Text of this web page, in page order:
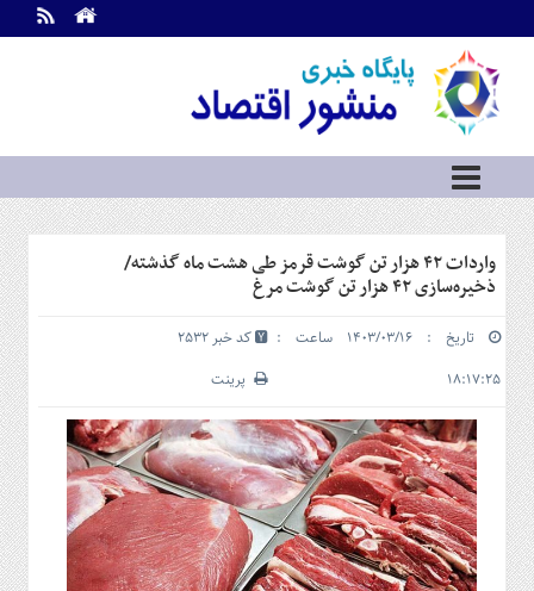
اطلاعات
تماس
ما
درباره
ما
سرویس
ها
خانه
سرمایه
و
بورس
مسکن
و
شهری
گاز
و
واردات ۴۲ هزار تن گوشت قرمز طی هشت ماه گذشته/
ذخیره‌سازی ۴۲ هزار تن گوشت مرغ
تاریخ : ۱۴۰۳/۰۳/۱۶ ساعت :
۱۸:۱۷:۲۵
کد خبر 2532
پرینت